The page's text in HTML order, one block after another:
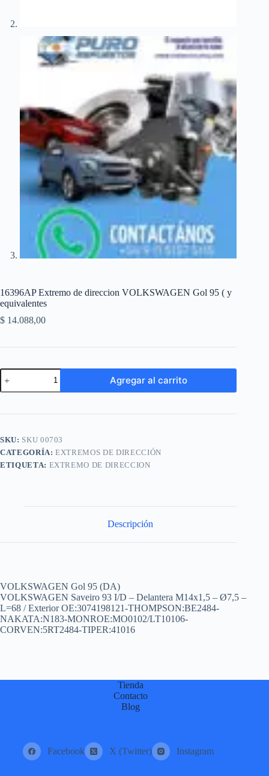
16396AP Extremo de direccion VOLKSWAGEN Gol 95 ( y
equivalentes
$ 14.088,00
16396AP
Extremo
de
VOLKSWAGEN
(
y
equivalentes
Agregar al carrito
r
n
a
SKU: SKU 00703
CATEGORÍA:EXTREMOS DE DIRECCIÓN
ETIQUETA: EXTREMO DE DIRECCION
Descripción
VOLKSWAGEN Gol 95 (DA)
VOLKSWAGEN Saveiro 93 I/D – Delantera M14x1,5 – Ø7,5 –
L=68 / Exterior OE:3074198121-THOMPSON:BE2484-
NAKATA:N183-MONROE:MO0102/LT10106-
CORVEN:5RT2484-TIPER:41016
Tienda
Contacto
Blog
Facebook X (Twitter) Instagram